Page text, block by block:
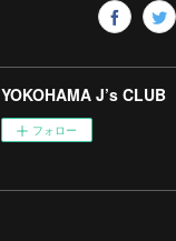
YOKOHAMA J’s CLUB
フォロー